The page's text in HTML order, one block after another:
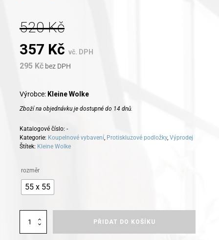
520Kč
Original
price
was:
520 Kč.
357 Kč Current
price
is:
357 Kč.
vč. DPH
295 Kč bez DPH
Výrobce: Kleine Wolke
Zboží na objednávku je dostupné do 14 dnů.
Katalogové číslo: -
Kategorie: Koupelnové vybavení Protiskluzové podložky, Výprodej
Štítek: Kleine Wolke
rozměr
55 x 55
Kleine
Protiskluzová
PŘIDAT DO KOŠÍKU